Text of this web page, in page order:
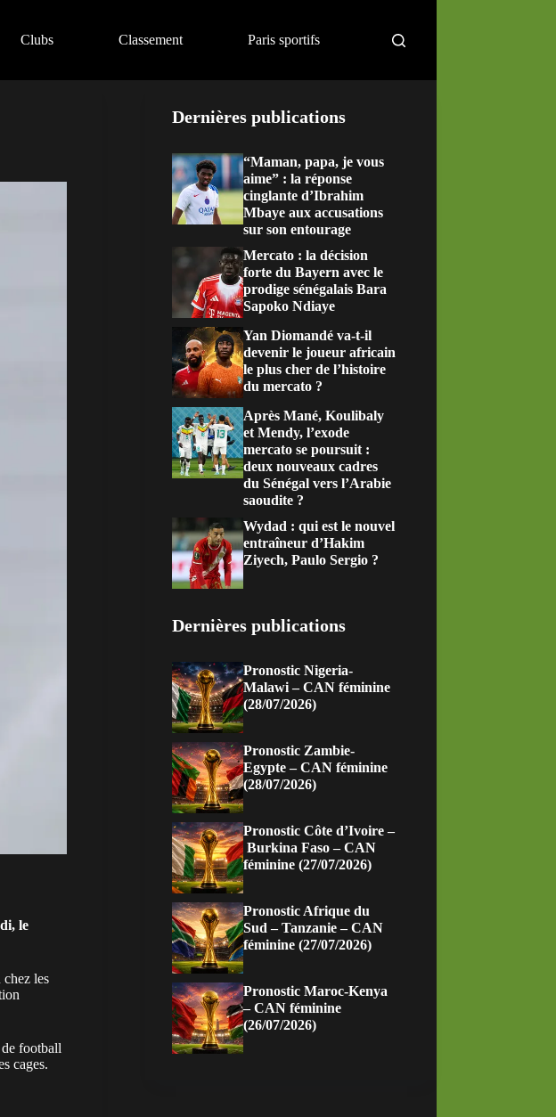
Clubs Classement Paris sportifs
le
les
football
cages.
Dernières publications
“Maman, papa, je vous
aime” : la réponse
cinglante d’Ibrahim
Mbaye aux accusations
sur son entourage
Mercato : la décision
forte du Bayern avec le
prodige sénégalais Bara
Sapoko Ndiaye
Yan Diomandé va-t-il
devenir le joueur africain
le plus cher de l’histoire
du mercato ?
Après Mané, Koulibaly
et Mendy, l’exode
mercato se poursuit :
deux nouveaux cadres
du Sénégal vers l’Arabie
saoudite ?
Wydad : qui est le nouvel
entraîneur d’Hakim
Ziyech, Paulo Sergio ?
Dernières publications
Pronostic Nigeria-
Malawi – CAN féminine
(28/07/2026)
Pronostic Zambie-
Egypte – CAN féminine
(28/07/2026)
Pronostic Côte d’Ivoire –
Burkina Faso – CAN
féminine (27/07/2026)
Pronostic Afrique du
Sud – Tanzanie – CAN
féminine (27/07/2026)
Pronostic Maroc-Kenya
– CAN féminine
(26/07/2026)